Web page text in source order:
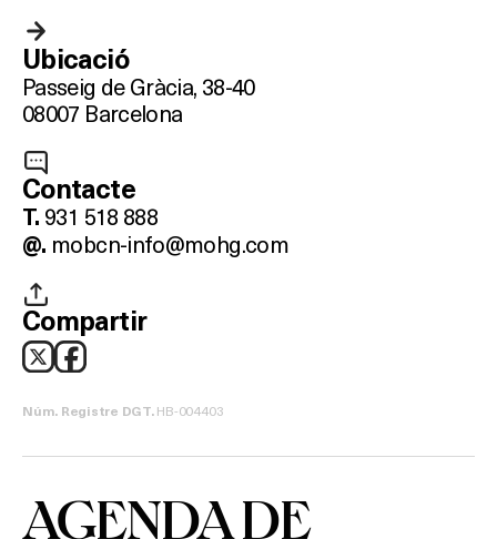
Ubicació
Passeig de Gràcia, 38-40
08007 Barcelona
Contacte
T. 931 518 888
@. mobcn-info@mohg.com
Compartir
Núm. Registre DGT. HB-004403
AGENDA DE